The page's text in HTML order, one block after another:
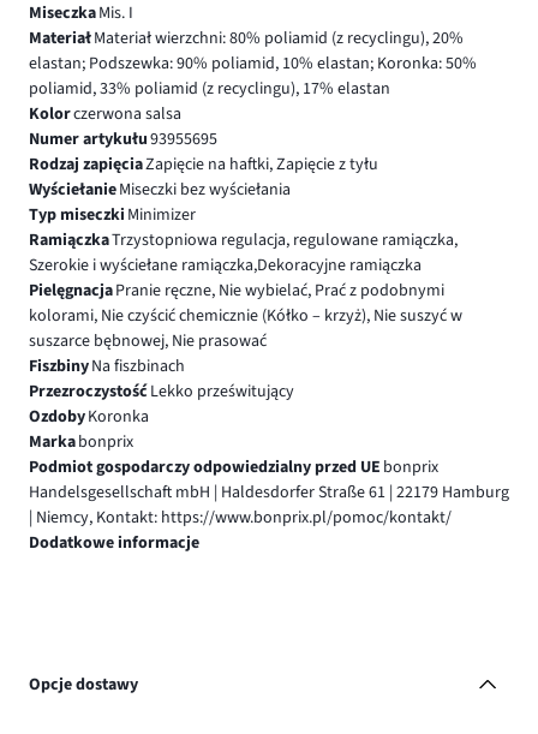
MiseczkaMis. I
MateriałMateriał wierzchni: 80% poliamid (z recyclingu), 20%
elastan; Podszewka: 90% poliamid, 10% elastan; Koronka: 50%
poliamid, 33% poliamid (z recyclingu), 17% elastan
Kolorczerwona salsa
Numer artykułu93955695
Rodzaj zapięciaZapięcie na haftki, Zapięcie z tyłu
WyściełanieMiseczki bez wyściełania
Typ miseczki Minimizer
RamiączkaTrzystopniowa regulacja, regulowane ramiączka,
Szerokie i wyściełane ramiączka,Dekoracyjne ramiączka
PielęgnacjaPranie ręczne, Nie wybielać, Prać z podobnymi
kolorami, Nie czyścić chemicznie (Kółko – krzyż), Nie suszyć w
suszarce bębnowej, Nie prasować
FiszbinyNa fiszbinach
PrzezroczystośćLekko prześwitujący
OzdobyKoronka
Markabonprix
Podmiot gospodarczy odpowiedzialny przed UE bonprix
Handelsgesellschaft mbH | Haldesdorfer Straße 61 | 22179 Hamburg
| Niemcy, Kontakt: https://www.bonprix.pl/pomoc/kontakt/
Dodatkowe informacje
Opcje dostawy